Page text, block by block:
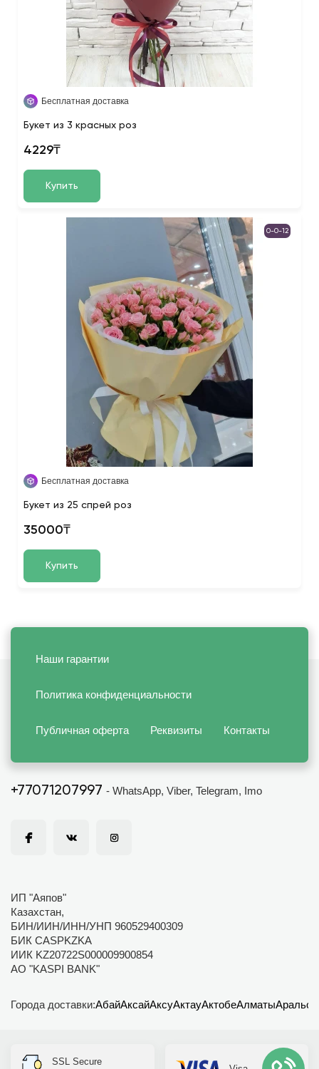
Бесплатная доставка
Букет из 3 красных роз
4229₸
Купить
0-0-12
Бесплатная доставка
Букет из 25 спрей роз
35000₸
Купить
Наши гарантии
Политика конфиденциальности
Публичная оферта Реквизиты Контакты
+77071207997 - WhatsApp, Viber, Telegram, Imo
ИП "Аяпов"
Казахстан,
БИН/ИИН/ИНН/УНП 960529400309
БИК CASPKZKA
ИИК KZ20722S000009900854
АО "KASPI BANK"
Города доставки:АбайАксайАксуАктауАктобеАлматыАральск
SSL Secure